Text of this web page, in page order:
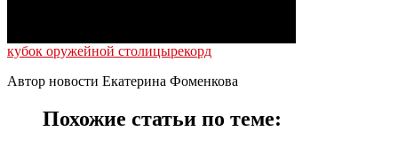
кубок оружейной столицырекорд
Автор новости Екатерина Фоменкова
Похожие статьи по теме: